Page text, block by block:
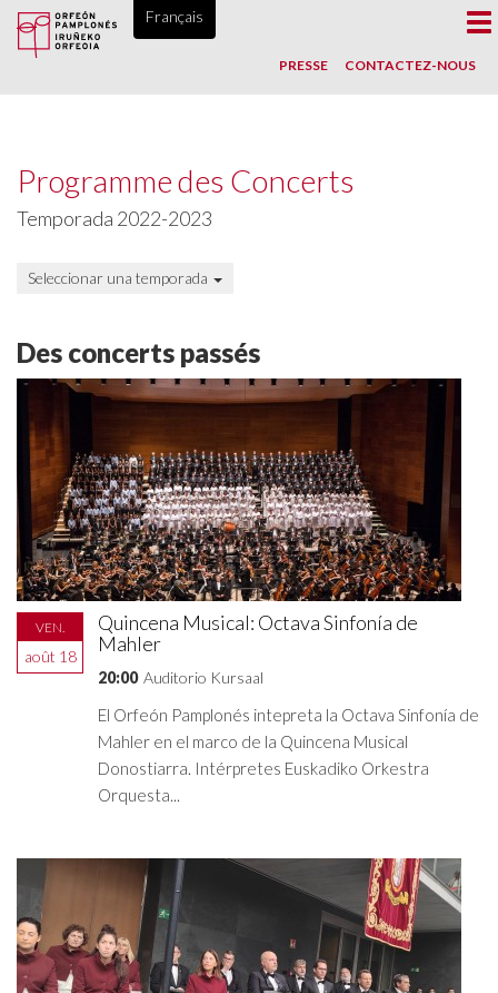
ORFEÓN PAMPLONÉS, DEPUIS 1865
Français
PRESSE CONTACTEZ-NOUS
Programme des Concerts
Temporada 2022-2023
Seleccionar una temporada
Des concerts passés
VEN.
août 18
Quincena Musical: Octava Sinfonía de
Mahler
20:00 Auditorio Kursaal
El Orfeón Pamplonés intepreta la Octava Sinfonía de
Mahler en el marco de la Quincena Musical
Donostiarra. Intérpretes Euskadiko Orkestra
Orquesta...